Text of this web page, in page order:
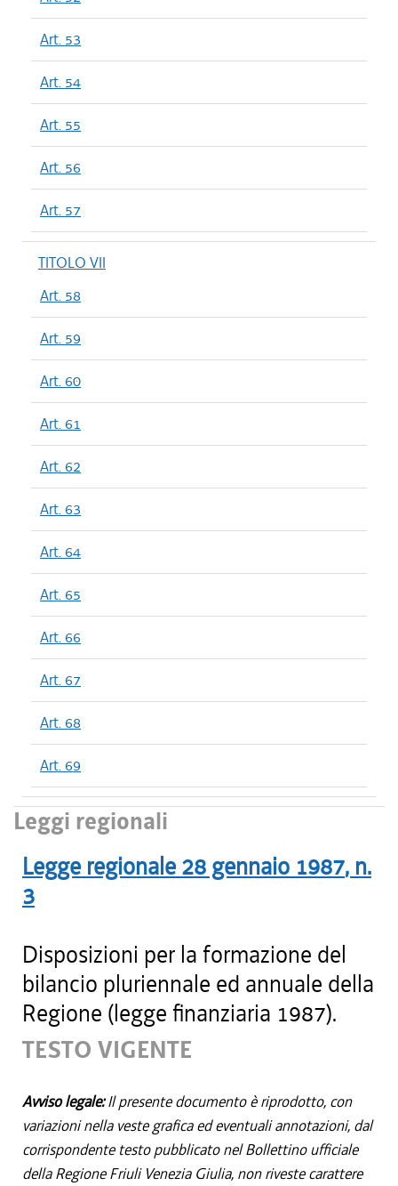
Art. 53
Art. 54
Art. 55
Art. 56
Art. 57
TITOLO VII
Art. 58
Art. 59
Art. 60
Art. 61
Art. 62
Art. 63
Art. 64
Art. 65
Art. 66
Art. 67
Art. 68
Art. 69
Leggi regionali
Legge regionale 28 gennaio 1987, n.
3
Disposizioni per la formazione del
bilancio pluriennale ed annuale della
Regione (legge finanziaria 1987).
TESTO VIGENTE
Avviso legale:Il presente documento è riprodotto, con
variazioni nella veste grafica ed eventuali annotazioni, dal
corrispondente testo pubblicato nel Bollettino ufficiale
della Regione Friuli Venezia Giulia, non riveste carattere